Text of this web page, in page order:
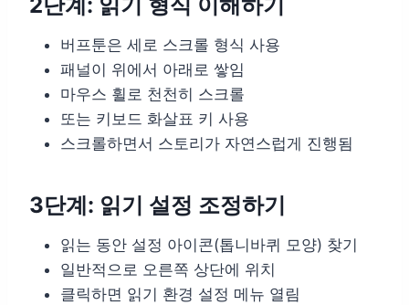
버프툰은 세로 스크롤 형식 사용
패널이 위에서 아래로 쌓임
마우스 휠로 천천히 스크롤
또는 키보드 화살표 키 사용
스크롤하면서 스토리가 자연스럽게 진행됨
3단계: 읽기 설정 조정하기
읽는 동안 설정 아이콘(톱니바퀴 모양) 찾기
일반적으로 오른쪽 상단에 위치
클릭하면 읽기 환경 설정 메뉴 열림